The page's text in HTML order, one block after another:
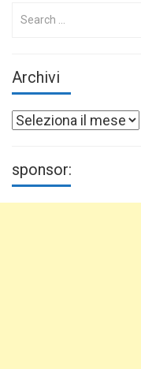
Search
Archivi
Archivi
sponsor: